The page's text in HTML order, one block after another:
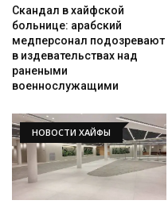
Скандал в хайфской
больнице: арабский
медперсонал подозревают
в издевательствах над
ранеными
военнослужащими
НОВОСТИ ХАЙФЫ